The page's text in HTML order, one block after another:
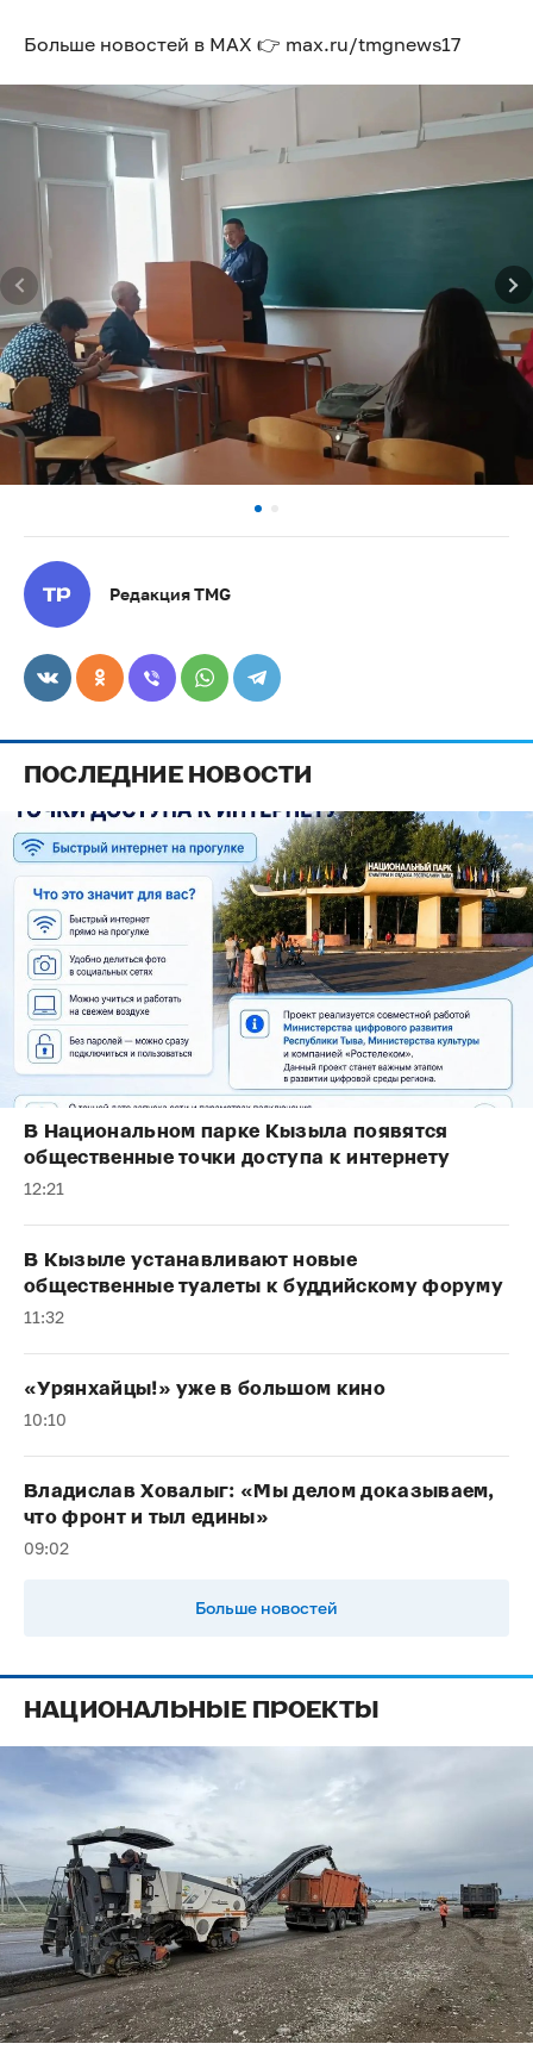
Больше новостей в МАХ 👉 max.ru/tmgnews17
Редакция TMG
ПОСЛЕДНИЕ НОВОСТИ
В Национальном парке Кызыла появятся
общественные точки доступа к интернету
12:21
В Кызыле устанавливают новые
общественные туалеты к буддийскому форуму
11:32
«Урянхайцы!» уже в большом кино
10:10
Владислав Ховалыг: «Мы делом доказываем,
что фронт и тыл едины»
09:02
Больше новостей
НАЦИОНАЛЬНЫЕ ПРОЕКТЫ